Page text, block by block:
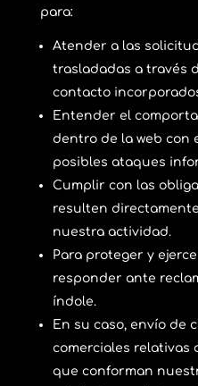
para:
Atender a las
trasladadas a través
contacto
Entender el
dentro de la web con
posibles ataques
Cumplir con las
resulten
nuestra actividad.
Para proteger y
responder ante
índole.
En su caso, envío de
comerciales relativas
que conforman